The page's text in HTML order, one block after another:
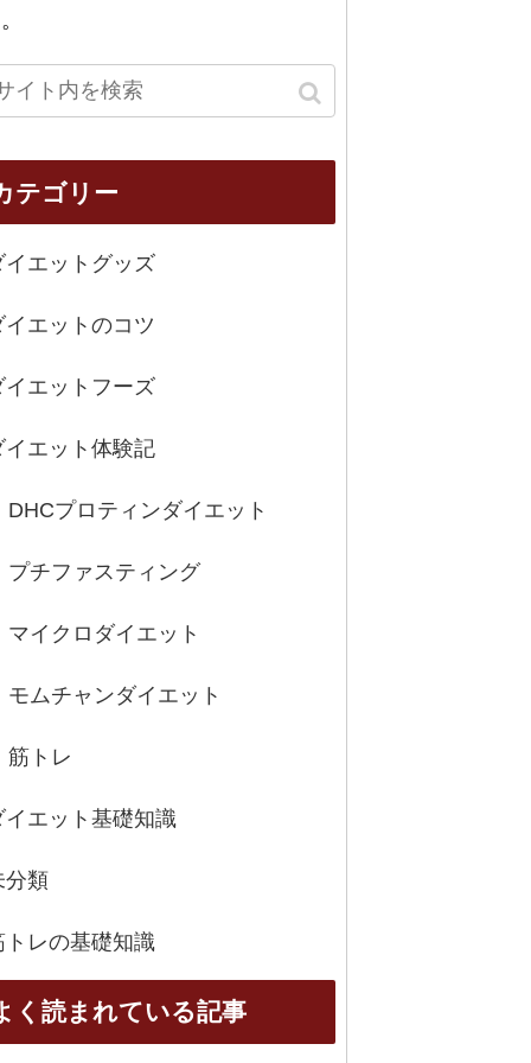
テゴリー
イエットグッズ
イエットのコツ
イエットフーズ
イエット体験記
DHCプロティンダイエット
プチファスティング
マイクロダイエット
モムチャンダイエット
筋トレ
イエット基礎知識
分類
トレの基礎知識
く読まれている記事